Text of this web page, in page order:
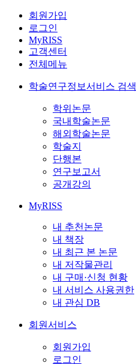
회원가입
로그인
MyRISS
고객센터
전체메뉴
학술연구정보서비스 검색
학위논문
국내학술논문
해외학술논문
학술지
단행본
연구보고서
공개강의
MyRISS
내 추천논문
내 책장
내 최근 본 논문
내 저작물관리
내 구매·신청 현황
내 서비스 사용권한
내 관심 DB
회원서비스
회원가입
로그인